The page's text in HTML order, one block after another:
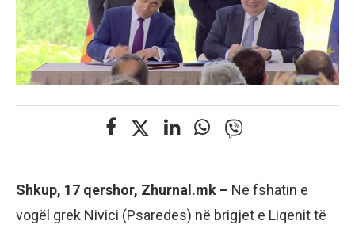
Shkup, 17 qershor, Zhurnal.mk – Në fshatin e
vogël grek Nivici (Psaredes) në brigjet e Liqenit të